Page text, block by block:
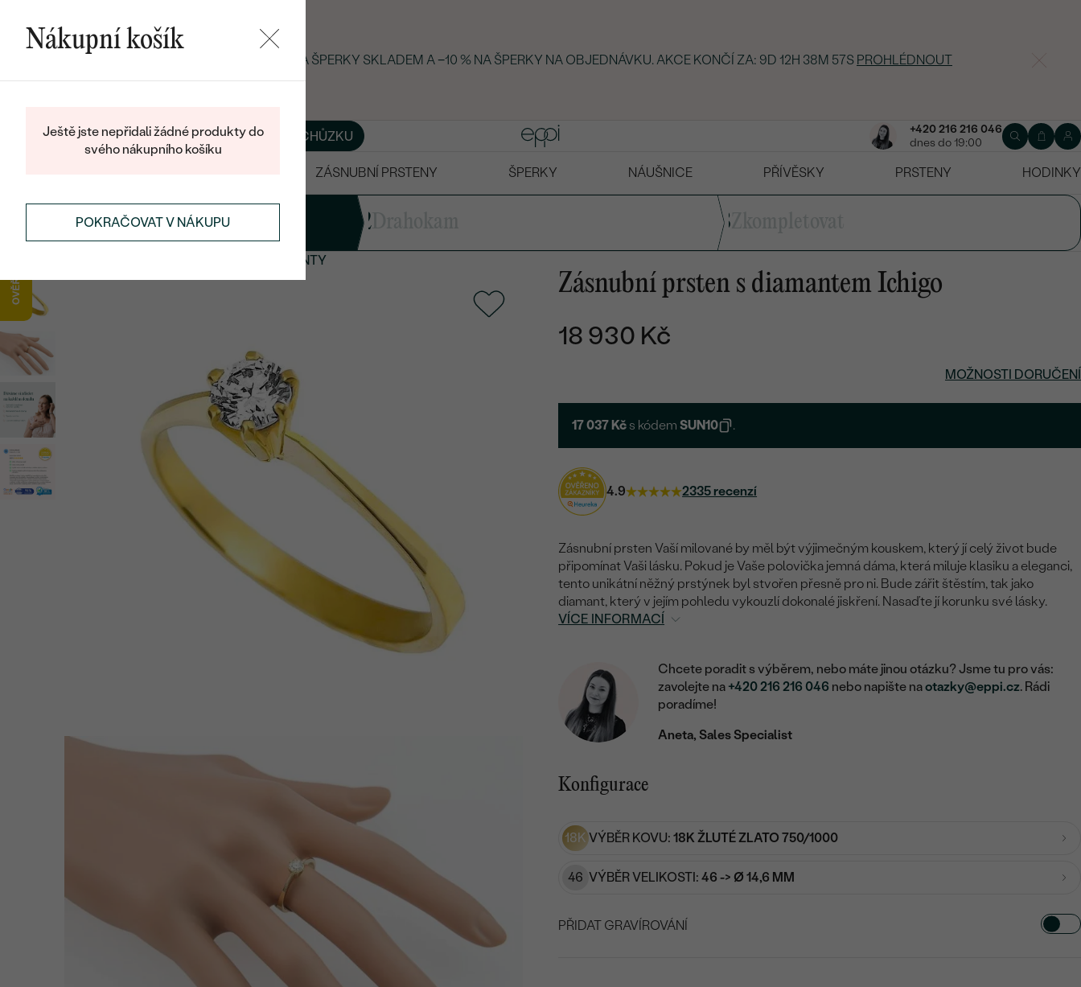
LETNÍ BLACK FRIDAY: −25 % NA ŠPERKY SKLADEM A −10 % NA ŠPERKY NA OBJEDNÁVKU. AKCE KONČÍ ZA: 9D 12H 38M 56S PROHLÉDNOUT
BLOGŠPERKY NA MÍRU DOMLUVIT SI SCHŮZKU
+420 216 216 046
dnes do 19:00
ZÁSNUBNÍ PRSTENY ŠPERKY NÁUŠNICE PŘÍVĚSKY PRSTENY HODINKY
2 3
ZÁSNUBNÍ PRSTENY S DIAMANTY
Zásnubní prsten s diamantem Ichigo
18 930 Kč
MOŽNOSTI DORUČENÍ
17 037 Kč s kódemSUN10 .
4.9 2335 recenzí
Zásnubní prsten Vaší milované by měl být výjimečným kouskem, který jí celý život bude
připomínat Vaši lásku. Pokud je Vaše polovička jemná dáma, která miluje klasiku a eleganci,
tento unikátní něžný prstýnek byl stvořen přesně pro ni. Bude zářit štěstím, tak jako
diamant, který v jejím pohledu vykouzlí dokonalé jiskření. Nasaďte jí korunku své lásky.
VÍCE INFORMACÍ
Chcete poradit s výběrem, nebo máte jinou otázku? Jsme tu pro vás:
zavolejte na +420 216 216 046 nebo napište naotazky@eppi.cz. Rádi
poradíme!
Aneta, Sales Specialist
Konfigurace
18K VÝBĚR KOVU: 18K ŽLUTÉ ZLATO 750/1000
46 VÝBĚR VELIKOSTI: 46 -> Ø 14,6 MM
PŘIDAT GRAVÍROVÁNÍ
Nákupní košík
Ještě jste nepřidali žádné produkty do
svého nákupního košíku
POKRAČOVAT V NÁKUPU